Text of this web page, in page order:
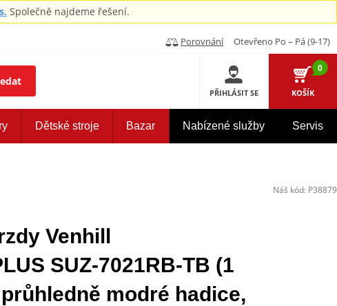
Společně najdeme řešení.
Porovnání Otevřeno Po – Pá (9-17)
PŘIHLÁSIT SE
0
KOŠÍK
Dětské stroje Bazar Nabízené služby Servis
Venhill
SUZ-7021RB-TB (1
modré hadice,
Náš kód: P38879